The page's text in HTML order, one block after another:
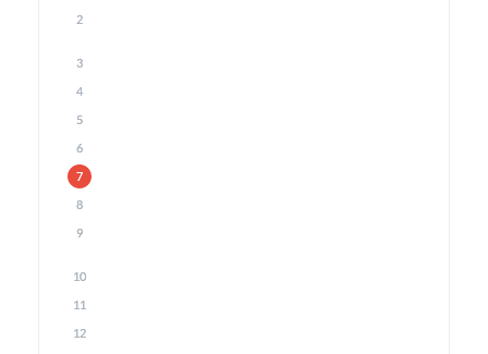
2
3
4
5
6
7
8
9
10
11
12